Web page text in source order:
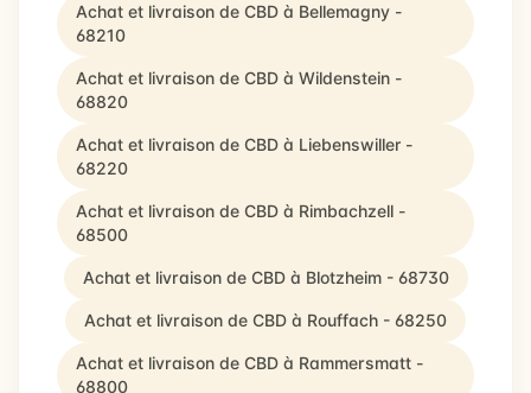
Achat et livraison de CBD à Bellemagny -
68210
Achat et livraison de CBD à Wildenstein -
68820
Achat et livraison de CBD à Liebenswiller -
68220
Achat et livraison de CBD à Rimbachzell -
68500
Achat et livraison de CBD à Blotzheim - 68730
Achat et livraison de CBD à Rouffach - 68250
Achat et livraison de CBD à Rammersmatt -
68800